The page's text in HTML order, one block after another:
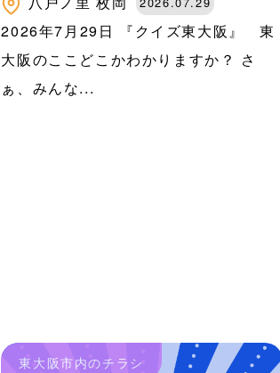
2026年7月29日 『クイズ東大阪』 東
大阪のここどこかわかりますか？ さ
ぁ、みんな...
東大阪市内のチラシ